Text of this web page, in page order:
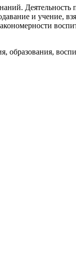
Деятельность
и учение,
образования,